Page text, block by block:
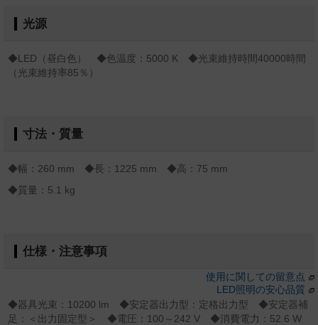
光源
◆LED（昼白色） ◆色温度：5000 K ◆光束維持時間40000時間
（光束維持率85％）
寸法・質量
◆幅：260 mm ◆長：1225 mm ◆高：75 mm
◆質量：5.1 kg
仕様・注意事項
使用に関しての留意点
LED照明の安心品質
◆器具光束：10200 lm ◆安定器出力型：定格出力型 ◆安定器補
足：＜出力固定型＞ ◆電圧：100～242 V ◆消費電力：52.6 W